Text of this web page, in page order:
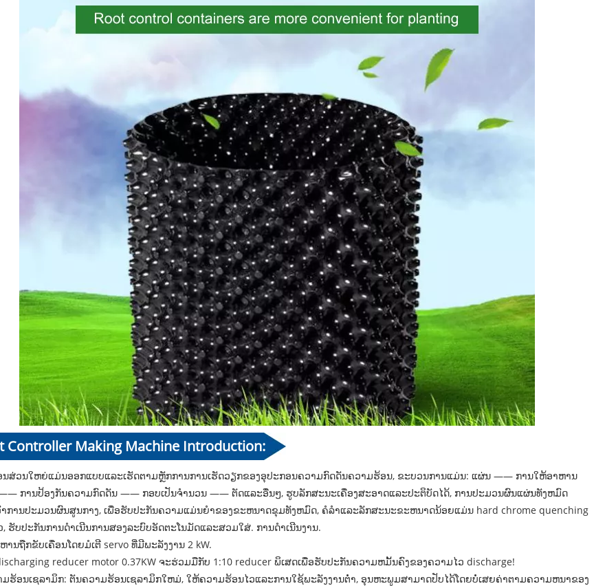
Controller Making Machine Introduction:
ນສ່ວນໃຫຍ່ແມ່ນອອກແບບແລະເຮັດຕາມຫຼັກການການເຮັດວຽກຂອງອຸປະກອນຄວາມກົດດັນຄວາມຮ້ອນ, ຂະບວນການແມ່ນ: ແຜ່ນ —— ການໃຫ້ອາຫານ
ການປ້ອງກັນຄວາມກົດດັນ —— ກອບເປັນຈໍານວນ —— ຕັດແລະອື່ນໆ, ຮູບລັກສະນະເຄື່ອງສະອາດແລະປະຕິບັດໄດ້, ການປະມວນຜົນແຜ່ນທັງຫມົດ
າການປະມວນຜົນສູນກາງ, ເພື່ອຮັບປະກັນຄວາມແມ່ນຍໍາຂອງຂະຫນາດຂຸມທັງຫມົດ, ຄໍລໍາແລະລັກສະນະຂະຫນາດນ້ອຍແມ່ນ hard chrome quenching
, ຮັບປະກັນການດໍາເນີນການສອງລະບົບອັດຕະໂນມັດແລະສວມໃສ່. ການດໍາເນີນງານ.
ານຖືກຂັບເຄື່ອນໂດຍມໍເຕີ servo ທີ່ມີພະລັງງານ 2 kW.
reducer motor 0.37KW ຈະຮ່ວມມືກັບ 1:10 reducer ພິເສດເພື່ອຮັບປະກັນຄວາມຫມັ້ນຄົງຂອງຄວາມໄວ discharge!
ມຮ້ອນເຊລາມິກ: ຕັນຄວາມຮ້ອນເຊລາມິກໃຫມ່, ໃຫ້ຄວາມຮ້ອນໄວແລະການໃຊ້ພະລັງງານຕ່ໍາ, ອຸນຫະພູມສາມາດປັບໄດ້ໂດຍບໍ່ເສຍຄ່າຕາມຄວາມຫນາຂອງ